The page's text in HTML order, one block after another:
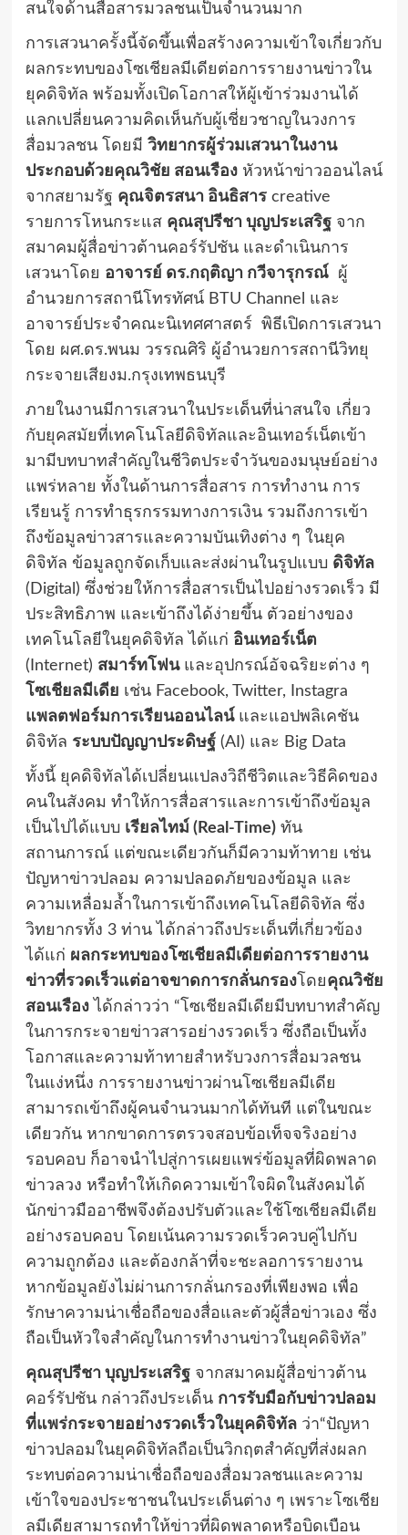
สนใจด้านสื่อสารมวลชนเป็นจำนวนมาก
การเสวนาครั้งนี้จัดขึ้นเพื่อสร้างความเข้าใจเกี่ยวกับ
ผลกระทบของโซเชียลมีเดียต่อการรายงานข่าวใน
ยุคดิจิทัล พร้อมทั้งเปิดโอกาสให้ผู้เข้าร่วมงานได้
แลกเปลี่ยนความคิดเห็นกับผู้เชี่ยวชาญในวงการ
สื่อมวลชน โดยมี วิทยากรผู้ร่วมเสวนาในงาน
ประกอบด้วยคุณวิชัย สอนเรืองหัวหน้าข่าวออนไลน์
จากสยามรัฐ คุณจิตรสนา อินธิสารcreative
รายการโหนกระแส คุณสุปรีชา บุญประเสริฐจาก
สมาคมผู้สื่อข่าวต้านคอร์รัปชัน และดำเนินการ
เสวนาโดย อาจารย์ ดร.กฤติญา กวีจารุกรณ์ผู้
อำนวยการสถานีโทรทัศน์ BTU Channel และ
อาจารย์ประจำคณะนิเทศศาสตร์ พิธีเปิดการเสวนา
โดย ผศ.ดร.พนม วรรณศิริ ผู้อำนวยการสถานีวิทยุ
กระจายเสียงม.กรุงเทพธนบุรี
ภายในงานมีการเสวนาในประเด็นที่น่าสนใจ เกี่ยว
กับยุคสมัยที่เทคโนโลยีดิจิทัลและอินเทอร์เน็ตเข้า
มามีบทบาทสำคัญในชีวิตประจำวันของมนุษย์อย่าง
แพร่หลาย ทั้งในด้านการสื่อสาร การทำงาน การ
เรียนรู้ การทำธุรกรรมทางการเงิน รวมถึงการเข้า
ถึงข้อมูลข่าวสารและความบันเทิงต่าง ๆ ในยุค
ดิจิทัล ข้อมูลถูกจัดเก็บและส่งผ่านในรูปแบบ ดิจิทัล
(Digital) ซึ่งช่วยให้การสื่อสารเป็นไปอย่างรวดเร็ว มี
ประสิทธิภาพ และเข้าถึงได้ง่ายขึ้น ตัวอย่างของ
เทคโนโลยีในยุคดิจิทัล ได้แก่ อินเทอร์เน็ต
(Internet) สมาร์ทโฟนและอุปกรณ์อัจฉริยะต่าง ๆ
โซเชียลมีเดีย เช่น Facebook, Twitter, Instagra
แพลตฟอร์มการเรียนออนไลน์และแอปพลิเคชัน
ดิจิทัล ระบบปัญญาประดิษฐ์(AI) และ Big Data
ทั้งนี้ ยุคดิจิทัลได้เปลี่ยนแปลงวิถีชีวิตและวิธีคิดของ
คนในสังคม ทำให้การสื่อสารและการเข้าถึงข้อมูล
เป็นไปได้แบบ เรียลไทม์ (Real-Time)ทัน
สถานการณ์ แต่ขณะเดียวกันก็มีความท้าทาย เช่น
ปัญหาข่าวปลอม ความปลอดภัยของข้อมูล และ
ความเหลื่อมล้ำในการเข้าถึงเทคโนโลยีดิจิทัล ซึ่ง
วิทยากรทั้ง 3 ท่าน ได้กล่าวถึงประเด็นที่เกี่ยวข้อง
ได้แก่ ผลกระทบของโซเชียลมีเดียต่อการรายงาน
ข่าวที่รวดเร็วแต่อาจขาดการกลั่นกรองโดยคุณวิชัย
สอนเรืองได้กล่าวว่า “โซเชียลมีเดียมีบทบาทสำคัญ
ในการกระจายข่าวสารอย่างรวดเร็ว ซึ่งถือเป็นทั้ง
โอกาสและความท้าทายสำหรับวงการสื่อมวลชน
ในแง่หนึ่ง การรายงานข่าวผ่านโซเชียลมีเดีย
สามารถเข้าถึงผู้คนจำนวนมากได้ทันที แต่ในขณะ
เดียวกัน หากขาดการตรวจสอบข้อเท็จจริงอย่าง
รอบคอบ ก็อาจนำไปสู่การเผยแพร่ข้อมูลที่ผิดพลาด
ข่าวลวง หรือทำให้เกิดความเข้าใจผิดในสังคมได้
นักข่าวมืออาชีพจึงต้องปรับตัวและใช้โซเชียลมีเดีย
อย่างรอบคอบ โดยเน้นความรวดเร็วควบคู่ไปกับ
ความถูกต้อง และต้องกล้าที่จะชะลอการรายงาน
หากข้อมูลยังไม่ผ่านการกลั่นกรองที่เพียงพอ เพื่อ
รักษาความน่าเชื่อถือของสื่อและตัวผู้สื่อข่าวเอง ซึ่ง
ถือเป็นหัวใจสำคัญในการทำงานข่าวในยุคดิจิทัล”
คุณสุปรีชา บุญประเสริฐจากสมาคมผู้สื่อข่าวต้าน
คอร์รัปชัน กล่าวถึงประเด็น การรับมือกับข่าวปลอม
ที่แพร่กระจายอย่างรวดเร็วในยุคดิจิทัลว่า“ปัญหา
ข่าวปลอมในยุคดิจิทัลถือเป็นวิกฤตสำคัญที่ส่งผลก
ระทบต่อความน่าเชื่อถือของสื่อมวลชนและความ
เข้าใจของประชาชนในประเด็นต่าง ๆ เพราะโซเชีย
ลมีเดียสามารถทำให้ข่าวที่ผิดพลาดหรือบิดเบือน